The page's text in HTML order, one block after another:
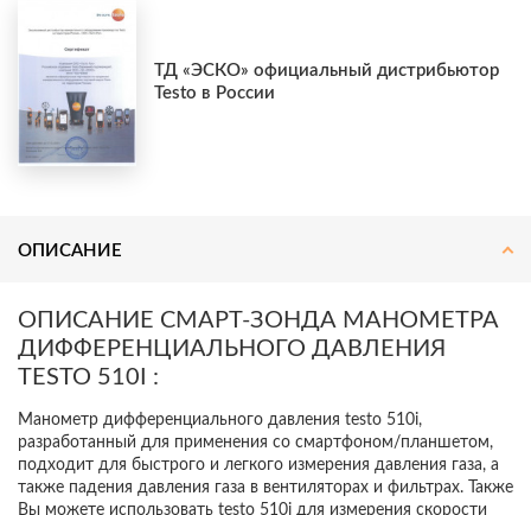
ТД «ЭСКО» официальный дистрибьютор
Testo в России
ОПИСАНИЕ
ОПИСАНИЕ СМАРТ-ЗОНДА МАНОМЕТРА
ДИФФЕРЕНЦИАЛЬНОГО ДАВЛЕНИЯ
TESTO 510I :
Манометр дифференциального давления testo 510i,
разработанный для применения со смартфоном/планшетом,
подходит для быстрого и легкого измерения давления газа, а
также падения давления газа в вентиляторах и фильтрах. Также
Вы можете использовать testo 510i для измерения скорости